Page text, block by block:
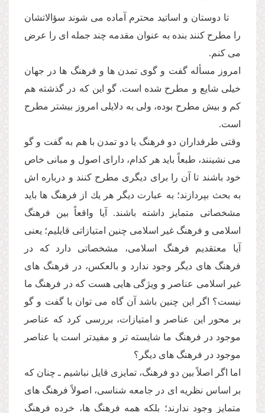
تا دوستان و اساتید محترم آماده مى شوند سؤالاتشان
را مطرح كنند بنده به عنوان مقدمه چند جمله اى را عرض
مى كنم.
امروز مسأله گفت و گوى تمدن ها و فرهنگ ها در جهان
خیلى شایع و مطرح شده است. گو این كه در گذشته هم
كم و بیش مطرح بوده، ولى به دلایلى امروز بیشتر مطرح
است.
وقتى طرفداران دو فرهنگ یا دو تمدن با هم به گفت و گو
مى نشینند، طبعاً باید هر كدام، داراى اصول و مبانى خاص
خود باشند تا آن را براى دیگرى مطرح كنند و درباره اش
به بحث بپردازند؛ به عبارت دیگر هر یك از فرهنگ ها باید
مشخصاتى متمایز داشته باشند. آیا واقعاً بین فرهنگ
اسلامى و فرهنگ غیر اسلامى چنین امتیازاتى قایلیم؛ یعنى
آیا معتقدیم فرهنگ اسلامى، مشخصاتى دارد كه در
فرهنگ هاى دیگر وجود ندارد و بالعكس، در فرهنگ هاى
غیر اسلامى عناصر و ویژگى هایى هست كه در فرهنگ ما
نیست؟ اگر این چنین باشد آن گاه مى توان با گفت و گو
بر محور این عناصر و امتیازات، بررسى كرد كه عناصر
موجود در فرهنگ ما شایسته تر و مفیدتر است یا عناصر
موجود در فرهنگ هاى دیگر؟
اما اگر اصلاً بین دو فرهنگ، تمایزى قایل نباشیم ـ چنان كه
بر اساس نظریه اى در جامعه شناسى، اصولاً فرهنگ هاى
متمایز وجود ندارند؛ بلكه همه فرهنگ ها، خرده فرهنگ